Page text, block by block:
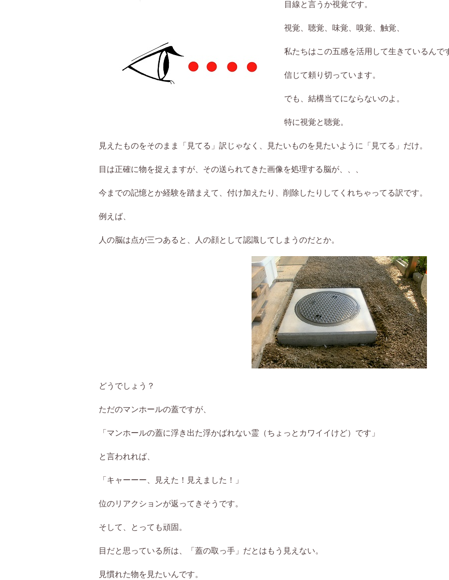
目線と言うか視覚です。
視覚、聴覚、味覚、嗅覚、触覚、
私たちはこの五感を活用して生きているんで
信じて頼り切っています。
でも、結構当てにならないのよ。
特に視覚と聴覚。
見えたものをそのまま「見てる」訳じゃなく、見たいものを見たいように「見てる」だけ。
目は正確に物を捉えますが、その送られてきた画像を処理する脳が、、、
今までの記憶とか経験を踏まえて、付け加えたり、削除したりしてくれちゃってる訳です。
例えば、
人の脳は点が三つあると、人の顔として認識してしまうのだとか。
どうでしょう？
ただのマンホールの蓋ですが、
「マンホールの蓋に浮き出た浮かばれない霊（ちょっとカワイイけど）です」
と言われれば、
「キャーーー、見えた！見えました！」
位のリアクションが返ってきそうです。
そして、とっても頑固。
目だと思っている所は、「蓋の取っ手」だとはもう見えない。
見慣れた物を見たいんです。